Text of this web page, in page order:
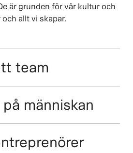
är grunden för vår kultur och
allt vi skapar.
team
människan